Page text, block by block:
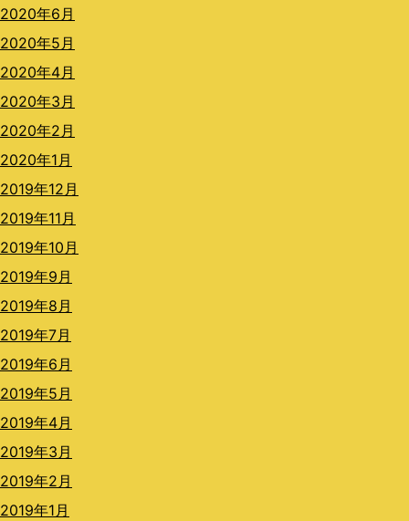
2020年6月
2020年5月
2020年4月
2020年3月
2020年2月
2020年1月
2019年12月
2019年11月
2019年10月
2019年9月
2019年8月
2019年7月
2019年6月
2019年5月
2019年4月
2019年3月
2019年2月
2019年1月